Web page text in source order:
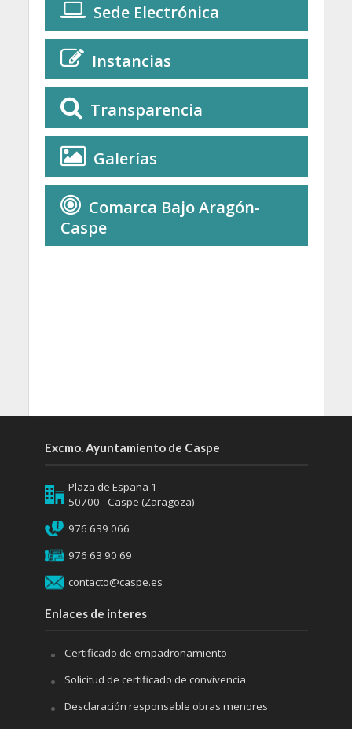
Sede Electrónica
Instancias
Transparencia
Galerías
Comarca Bajo Aragón-
Caspe
Excmo. Ayuntamiento de Caspe
Plaza de España 1
50700 - Caspe (Zaragoza)
976 639 066
976 63 90 69
contacto@caspe.es
Enlaces de interes
Certificado de empadronamiento
Solicitud de certificado de convivencia
Desclaración responsable obras menores